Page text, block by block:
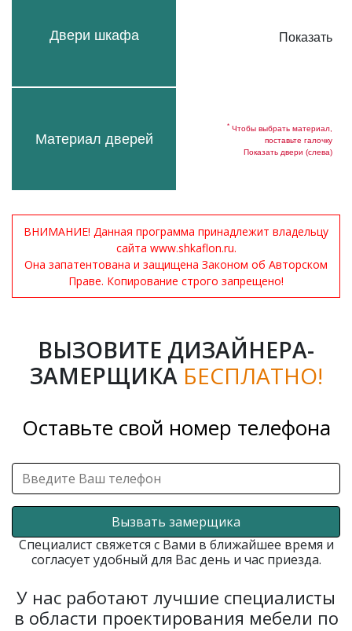
Двери шкафа
Материал дверей
Показать
* Чтобы выбрать материал,
поставьте галочку
Показать двери (слева)
ВНИМАНИЕ! Данная программа принадлежит владельцу
сайта www.shkaflon.ru.
Она запатентована и защищена Законом об Авторском
Праве. Копирование строго запрещено!
ВЫЗОВИТЕ ДИЗАЙНЕРА-
ЗАМЕРЩИКА БЕСПЛАТНО!
Оставьте свой номер телефона
Вызвать замерщика
Специалист свяжется с Вами в ближайшее время и
согласует удобный для Вас день и час приезда.
У нас работают лучшие специалисты
в области проектирования мебели по